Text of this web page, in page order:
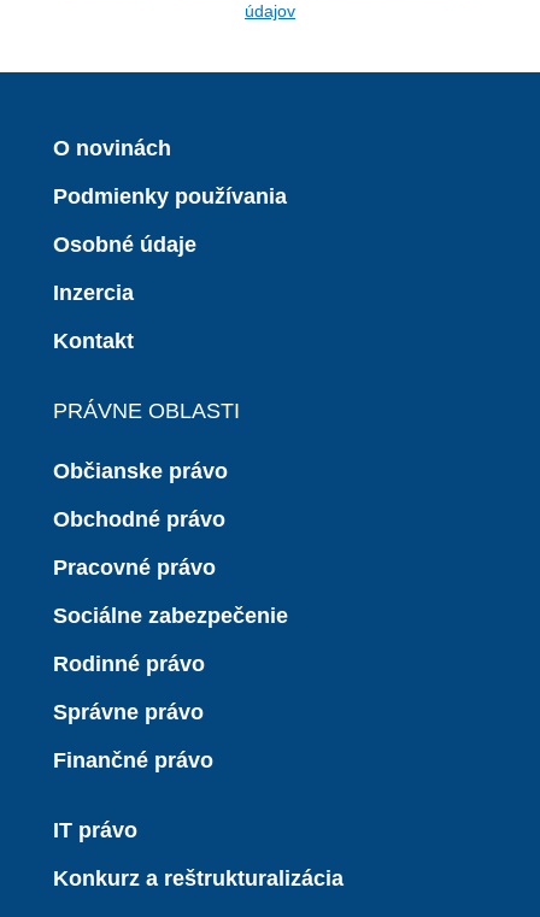
údajov
O novinách
Podmienky používania
Osobné údaje
Inzercia
Kontakt
PRÁVNE OBLASTI
Občianske právo
Obchodné právo
Pracovné právo
Sociálne zabezpečenie
Rodinné právo
Správne právo
Finančné právo
IT právo
Konkurz a reštrukturalizácia